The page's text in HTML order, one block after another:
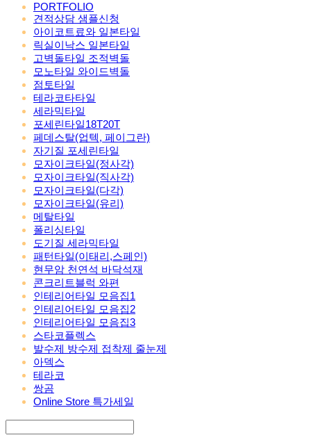
PORTFOLIO
견적상담 샘플신청
아이코트료와 일본타일
릭실이낙스 일본타일
고벽돌타일 조적벽돌
모노타일 와이드벽돌
점토타일
테라코타타일
세라믹타일
포세린타일18T20T
페데스탈(업텍, 페이그란)
자기질 포세린타일
모자이크타일(정사각)
모자이크타일(직사각)
모자이크타일(다각)
모자이크타일(유리)
메탈타일
폴리싱타일
도기질 세라믹타일
패턴타일(이태리,스페인)
현무암 천연석 바닥석재
콘크리트블럭 와편
인테리어타일 모음집1
인테리어타일 모음집2
인테리어타일 모음집3
스타코플렉스
발수제 방수제 접착제 줄눈제
아덱스
테라코
쌍곰
Online Store 특가세일